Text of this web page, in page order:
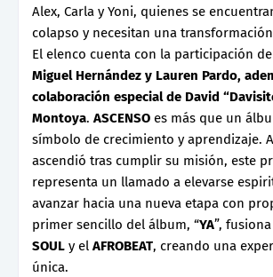
Alex, Carla y Yoni, quienes se
colapso y necesitan una
El elenco cuenta con la participación de
Miguel Hernández y Lauren Pardo,
colaboración especial de David
Montoya. ASCENSO es más que un
símbolo de crecimiento y aprendizaje.
ascendió tras cumplir su misión, este
representa un llamado a elevarse
avanzar hacia una nueva etapa con
primer sencillo del álbum, “YA”,
SOUL y el AFROBEAT, creando una
única.